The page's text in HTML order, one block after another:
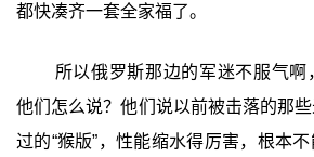
都快凑齐一套全家福了。
所以俄罗斯那边的军迷不服气啊
他们怎么说？他们说以前被击落的那
过的“猴版”，性能缩水得厉害，根本